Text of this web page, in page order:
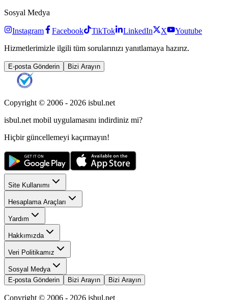
Sosyal Medya
Instagram Facebook TikTok LinkedIn X
Youtube
Hizmetlerimizle ilgili tüm sorularınızı yanıtlamaya hazırız.
E-posta Gönderin Bizi Arayın
Copyright © 2006 - 2026 isbul.net
isbul.net mobil uygulamasını indirdiniz mi?
Hiçbir güncellemeyi kaçırmayın!
Site Kullanımı
Hesaplama Araçları
Yardım
Hakkımızda
Veri Politikamız
Sosyal Medya
E-posta Gönderin
Bizi Arayın Bizi Arayın
Copyright © 2006 - 2026 isbul.net